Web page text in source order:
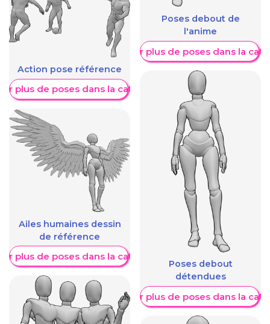
Action pose référence
plus de poses dans la catégorie
Ailes humaines dessin
de référence
plus de poses dans la catégorie
Poses debout de
l'anime
Afficher plus de poses dans la
Poses debout
détendues
Afficher plus de poses dans la